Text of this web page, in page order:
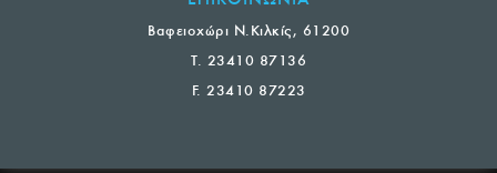
Βαφειοχώρι Ν.Κιλκίς, 61200
T. 23410 87136
F. 23410 87223